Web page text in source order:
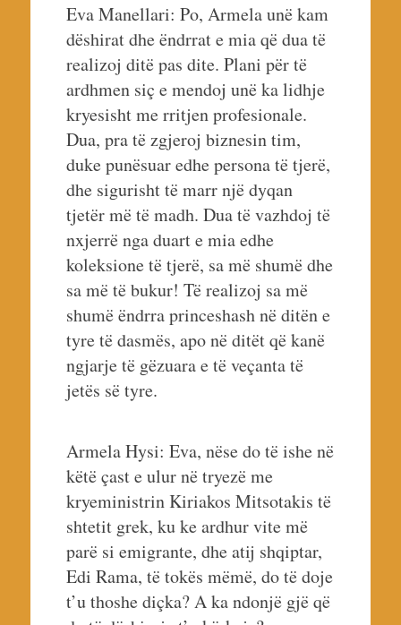
Eva Manellari: Po, Armela unë kam
dëshirat dhe ëndrrat e mia që dua të
realizoj ditë pas dite. Plani për të
ardhmen siç e mendoj unë ka lidhje
kryesisht me rritjen profesionale.
Dua, pra të zgjeroj biznesin tim,
duke punësuar edhe persona të tjerë,
dhe sigurisht të marr një dyqan
tjetër më të madh. Dua të vazhdoj të
nxjerrë nga duart e mia edhe
koleksione të tjerë, sa më shumë dhe
sa më të bukur! Të realizoj sa më
shumë ëndrra princeshash në ditën e
tyre të dasmës, apo në ditët që kanë
ngjarje të gëzuara e të veçanta të
jetës së tyre.
Armela Hysi: Eva, nëse do të ishe në
këtë çast e ulur në tryezë me
kryeministrin Kiriakos Mitsotakis të
shtetit grek, ku ke ardhur vite më
parë si emigrante, dhe atij shqiptar,
Edi Rama, të tokës mëmë, do të doje
t’u thoshe diçka? A ka ndonjë gjë që